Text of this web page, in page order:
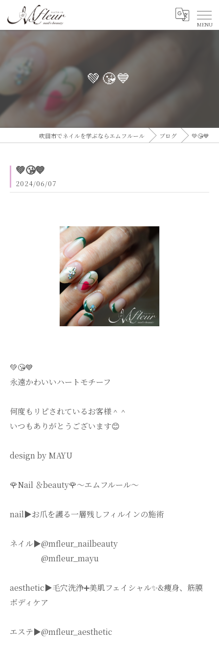
💚😘💙
吹田市でネイルを学ぶならエムフルール ブログ 💚😘💙
💚😘💙
2024/06/07
💚😘💙
永遠かわいいハートモチーフ
何度もリピされているお客様＾＾
いつもありがとうございます😊
design by MAYU
🌹Nail ＆beauty🌹〜エムフルール〜
nail▶︎お爪を護る一層残しフィルインの施術
ネイル▶︎@mfleur_nailbeauty
@mfleur_mayu
aesthetic▶︎毛穴洗浄➕美肌フェイシャル✨&痩身、筋膜
ボディケア
エステ▶︎@mfleur_aesthetic